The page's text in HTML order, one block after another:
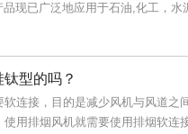
现已广泛地应用于石油,化工，水
型的吗？
连接，目的是减少风机与风道之
用排烟风机就需要使用排烟软连